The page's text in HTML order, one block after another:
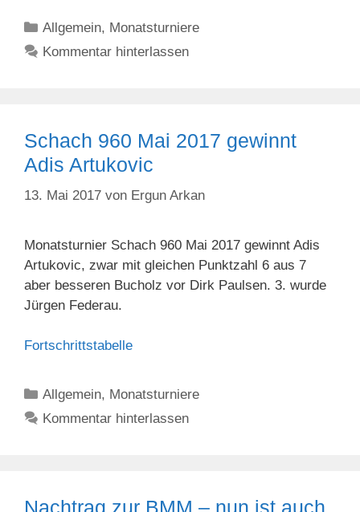
Kategorien
Allgemein, Monatsturniere
Kommentar hinterlassen
Schach 960 Mai 2017 gewinnt
Adis Artukovic
13. Mai 2017 von Ergun Arkan
Monatsturnier Schach 960 Mai 2017 gewinnt Adis
Artukovic, zwar mit gleichen Punktzahl 6 aus 7
aber besseren Bucholz vor Dirk Paulsen. 3. wurde
Jürgen Federau.
Fortschrittstabelle
Kategorien
Allgemein, Monatsturniere
Kommentar hinterlassen
Nachtrag zur BMM – nun ist auch